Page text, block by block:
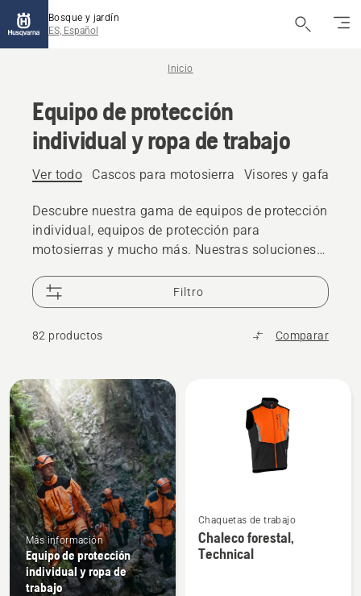
Bosque y jardín
ES, Español
Inicio
Equipo de protección
individual y ropa de trabajo
Ver todo Cascos para motosierra Visores y gafas de
Descubre nuestra gama de equipos de protección
individual, equipos de protección para
motosierras y mucho más. Nuestras soluciones
preparado para cualquier reto.
Filtro
82 productos Comparar
Todos
los
productos
Más información
Equipo de protección
individual y ropa de
trabajo
más
detalles
sobre
Chaquetas de trabajo
Chaleco forestal,
Technical